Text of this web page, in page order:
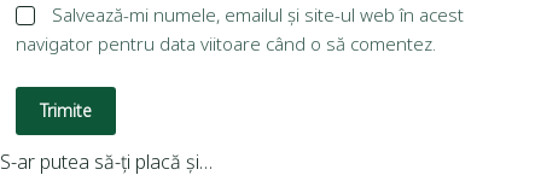
Salvează-mi numele, emailul și site-ul web în acest
navigator pentru data viitoare când o să comentez.
Trimite
S-ar putea să-ți placă și…